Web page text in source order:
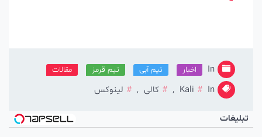
In اخبار تیم آبی تیم قرمز مقالات
In
Kali
, کالی , لینوکس